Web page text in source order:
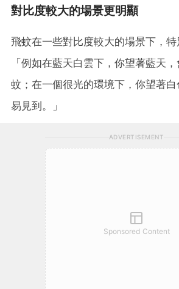
對比度較大的場景更明顯
飛蚊在一些對比度較大的場景下，特
「例如在藍天白雲下，你望著藍天
蚊；在一個很光的環境下，你望著
易見到。」
ADVERTISEMENT
Sponsored Content